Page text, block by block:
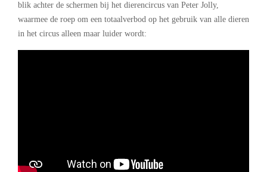
blik achter de schermen bij het dierencircus van Peter Jolly,
waarmee de roep om een totaalverbod op het gebruik van alle dieren
in het circus alleen maar luider wordt: